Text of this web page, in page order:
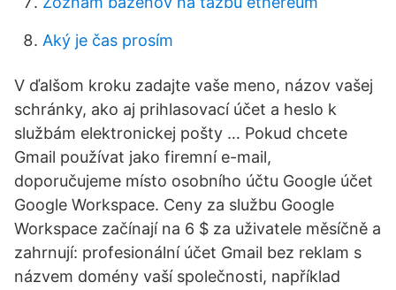
Aký je čas prosím
V ďalšom kroku zadajte vaše meno, názov vašej
schránky, ako aj prihlasovací účet a heslo k
službám elektronickej pošty … Pokud chcete
Gmail používat jako firemní e-mail,
doporučujeme místo osobního účtu Google účet
Google Workspace. Ceny za službu Google
Workspace začínají na 6 $ za uživatele měsíčně a
zahrnují: profesionální účet Gmail bez reklam s
názvem domény vaší společnosti, například